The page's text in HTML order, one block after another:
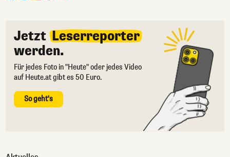
Jetzt Leserreporter
werden.
Für jedes Foto in "Heute" oder jedes Video
auf Heute.at gibt es 50 Euro.
So geht's